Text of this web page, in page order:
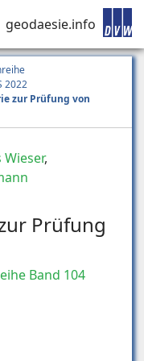
geodaesie.info
2022
zur Prüfung von
,
Prüfung
Band 104